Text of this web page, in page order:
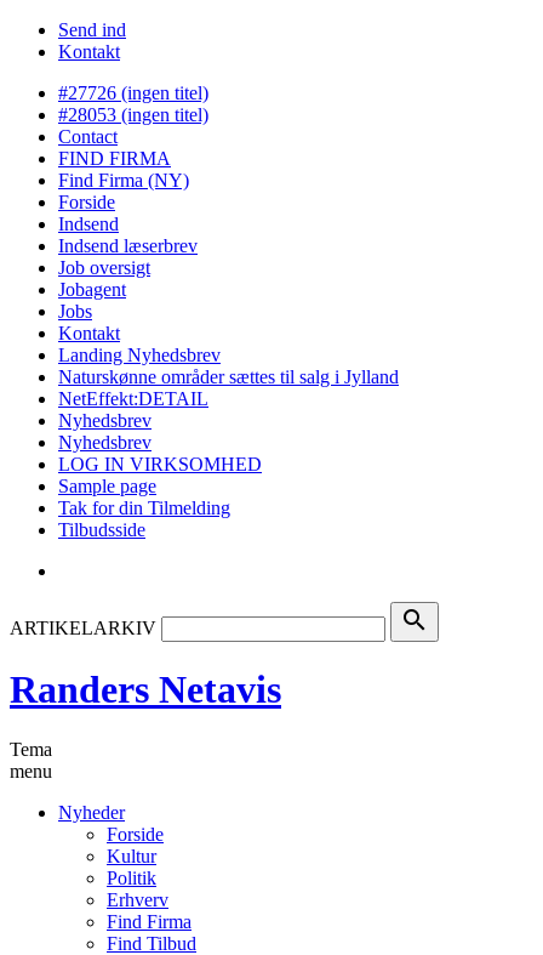
Send ind
Kontakt
#27726 (ingen titel)
#28053 (ingen titel)
Contact
FIND FIRMA
Find Firma (NY)
Forside
Indsend
Indsend læserbrev
Job oversigt
Jobagent
Jobs
Kontakt
Landing Nyhedsbrev
Naturskønne områder sættes til salg i Jylland
NetEffekt:DETAIL
Nyhedsbrev
Nyhedsbrev
LOG IN VIRKSOMHED
Sample page
Tak for din Tilmelding
Tilbudsside
ARTIKELARKIV search
Randers Netavis
Tema
menu
Nyheder
Forside
Kultur
Politik
Erhverv
Find Firma
Find Tilbud